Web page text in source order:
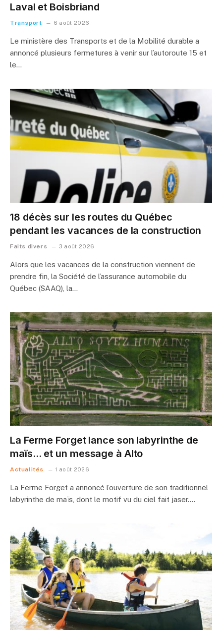
Laval et Boisbriand
Transport 6 août 2026
Le ministère des Transports et de la Mobilité durable a
annoncé plusieurs fermetures à venir sur l’autoroute 15 et
le…
18 décès sur les routes du Québec
pendant les vacances de la construction
Faits divers 3 août 2026
Alors que les vacances de la construction viennent de
prendre fin, la Société de l’assurance automobile du
Québec (SAAQ), la…
La Ferme Forget lance son labyrinthe de
maïs… et un message à Alto
Actualités 1 août 2026
La Ferme Forget a annoncé l’ouverture de son traditionnel
labyrinthe de maïs, dont le motif vu du ciel fait jaser.…